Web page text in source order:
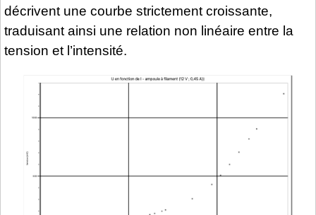
décrivent une courbe strictement croissante,
traduisant ainsi une relation non linéaire entre la
tension et l’intensité.